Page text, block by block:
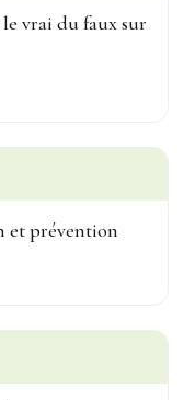
vrai du faux sur
et prévention